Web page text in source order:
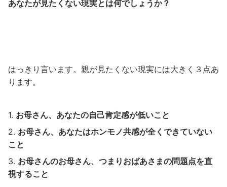
あなたが見たくない現実とは何でしょうか？
はっきり言います。親が見たくない現実には大きく３点あ
ります。
お母さん、あなたの自己肯定感が低いこと
お母さん、あなたはホンモノ共感が全くできていない
こと
お母さんのお母さん、つまりおばあさまの問題点を直
視すること